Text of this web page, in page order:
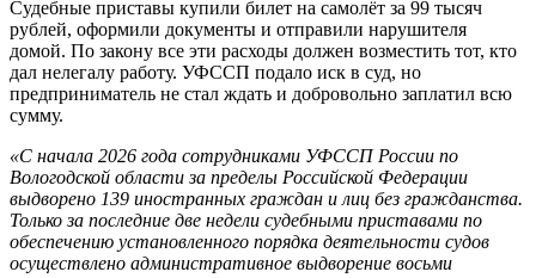
Судебные приставы купили билет на самолёт за 99 тысяч
рублей, оформили документы и отправили нарушителя
домой. По закону все эти расходы должен возместить тот, кто
дал нелегалу работу. УФССП подало иск в суд, но
предприниматель не стал ждать и добровольно заплатил всю
сумму.
«C начала 2026 года сотрудниками УФССП России по
Вологодской области за пределы Российской Федерации
выдворено 139 иностранных граждан и лиц без гражданства.
Только за последние две недели судебными приставами по
обеспечению установленного порядка деятельности судов
осуществлено административное выдворение восьми